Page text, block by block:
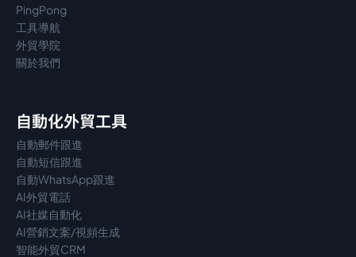
PingPong
工具導航
外貿學院
關於我們
自動化外貿工具
自動郵件跟進
自動短信跟進
自動WhatsApp跟進
AI外貿電話
AI社媒自動化
AI營銷文案/視頻生成
智能外貿CRM